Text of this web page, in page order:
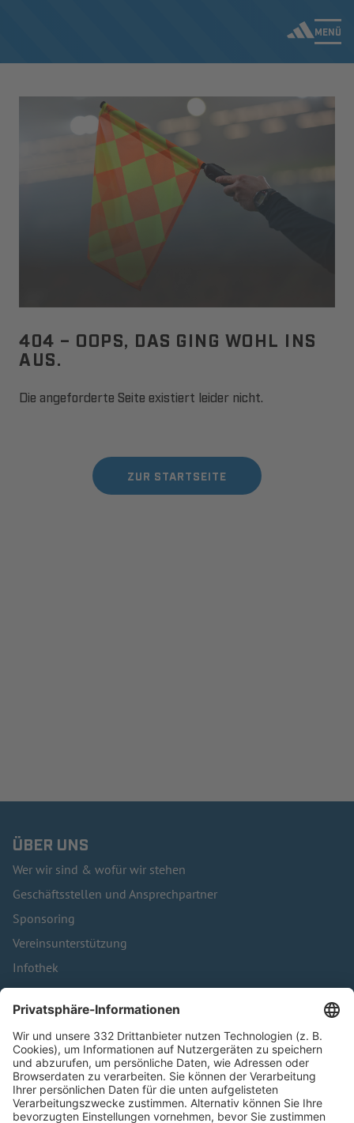
MENÜ
404 – OOPS, DAS GING WOHL INS
AUS.
Die angeforderte Seite existiert leider nicht.
ZUR STARTSEITE
ÜBER UNS
Wer wir sind & wofür wir stehen
Geschäftsstellen und Ansprechpartner
Sponsoring
Vereinsunterstützung
Infothek
Kontakt
HÄUFIG BESUCHTE SEITEN
Pässe und Vereinswechsel
Trainerausbildung
Schulungsangebot Vereinsmitarbeiter